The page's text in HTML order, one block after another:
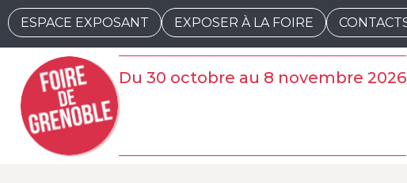
ESPACE EXPOSANT EXPOSER À LA FOIRE
Du 30 octobre au 8 novembre 2026